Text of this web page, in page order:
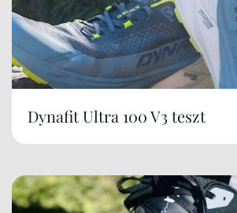
Dynafit Ultra 100 V3 teszt